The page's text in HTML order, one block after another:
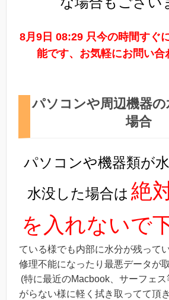
8月9日 08:29 只今の時間すぐ
能です、お気軽にお問い合
パソコンや周辺機器
場合
パソコンや機器類が水
水没した場合は 絶
を入れないで
ている様でも内部に水分が残って
修理不能になったり最悪データが
(特に最近のMacbook、サーフェ
がらない様に軽く拭き取ってて頂